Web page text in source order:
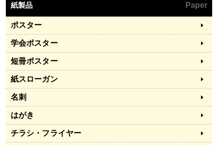
紙製品 Paper
ポスター
学会ポスター
短冊ポスター
紙スローガン
名刺
はがき
チラシ・フライヤー